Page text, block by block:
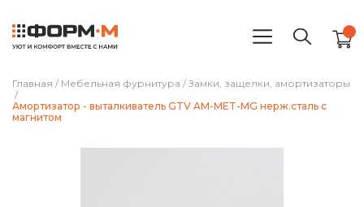
Главная / Мебельная фурнитура / Замки, защелки, амортизаторы
/
Амортизатор - выталкиватель GTV AM-MET-MG нерж.сталь с
магнитом